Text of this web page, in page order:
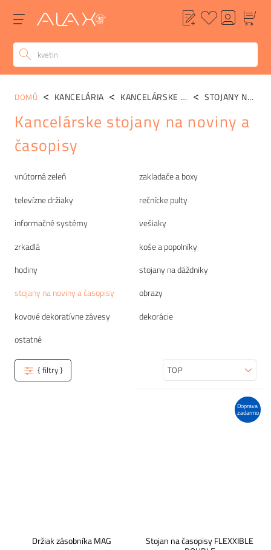
Kategórie
vnútorná zeleň
zakladače a boxy
televízne držiaky
rečnícke pulty
informačné systémy
vešiaky
zrkadlá
koše a popolníky
hodiny
stojany na dáždniky
stojany na noviny a časopisy
obrazy
kovové dekoratívne závesy
dekorácie
ostatné
DOMŮ KANCELÁRIA KANCELÁRSKE DOPLNKY STOJANY NA NOVINY A ČASOPISY
Kancelárske stojany na noviny a
časopisy
{ filtry } Zoradiť
Držiak zásobníka MAG
Doprava
zadarmo
Stojan na časopisy FLEXXIBLE